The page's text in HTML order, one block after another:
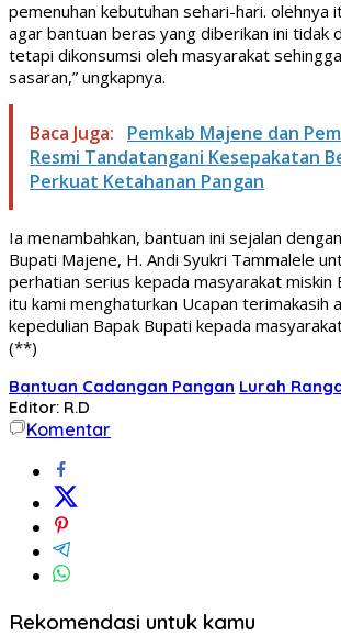
pemenuhan kebutuhan sehari-hari. olehnya
agar bantuan beras yang diberikan ini tidak
tetapi dikonsumsi oleh masyarakat
sasaran,” ungkapnya.
Baca Juga:
Pemkab Majene dan
Resmi Tandatangani Kesepakatan
Perkuat Ketahanan Pangan
Ia menambahkan, bantuan ini sejalan
Bupati Majene, H. Andi Syukri Tammalele
perhatian serius kepada masyarakat miskin
itu kami menghaturkan Ucapan terimakasih
kepedulian Bapak Bupati kepada
(**)
Bantuan Cadangan Pangan Lurah
Editor: R.D
Komentar
Rekomendasi untuk kamu